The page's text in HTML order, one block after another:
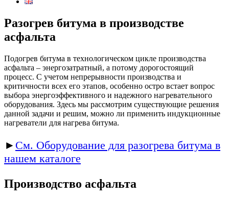
Разогрев битума в производстве
асфальта
Подогрев битума в технологическом цикле производства
асфальта – энергозатратный, а потому дорогостоящий
процесс. С учетом непрерывности производства и
критичности всех его этапов, особенно остро встает вопрос
выбора энергоэффективного и надежного нагревательного
оборудования. Здесь мы рассмотрим существующие решения
данной задачи и решим, можно ли применить индукционные
нагреватели для нагрева битума.
► См. Оборудование для разогрева битума в
нашем каталоге
Производство асфальта